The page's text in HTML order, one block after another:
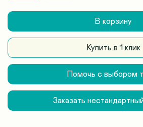
В корзину
Купить в 1 клик
Помочь с выбором
Заказать